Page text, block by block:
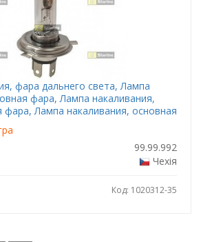
фара дальнего света, Лампа
фара, Лампа накаливания,
фара, Лампа накаливания, основная
фара дальнего света,
противотуманная фара
99.99.992
Чехія
Код: 1020312-35